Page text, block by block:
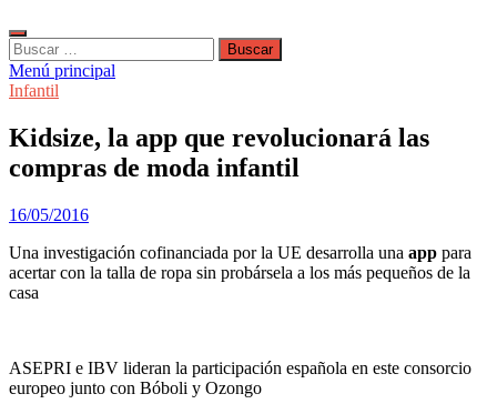
Buscar:
Menú principal
Infantil
Kidsize, la app que revolucionará las
compras de moda infantil
16/05/2016
Una investigación cofinanciada por la UE desarrolla una app para
acertar con la talla de ropa sin probársela a los más pequeños de la
casa
ASEPRI e IBV lideran la participación española en este consorcio
europeo junto con Bóboli y Ozongo